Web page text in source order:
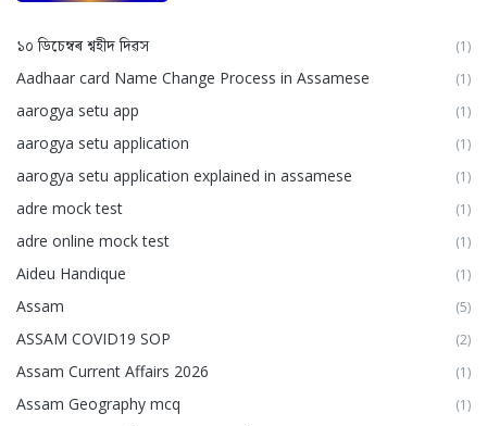
১০ ডিচেম্বৰ শ্বহীদ দিৱস (1)
Aadhaar card Name Change Process in Assamese (1)
aarogya setu app (1)
aarogya setu application (1)
aarogya setu application explained in assamese (1)
adre mock test (1)
adre online mock test (1)
Aideu Handique (1)
Assam (5)
ASSAM COVID19 SOP (2)
Assam Current Affairs 2026 (1)
Assam Geography mcq (1)